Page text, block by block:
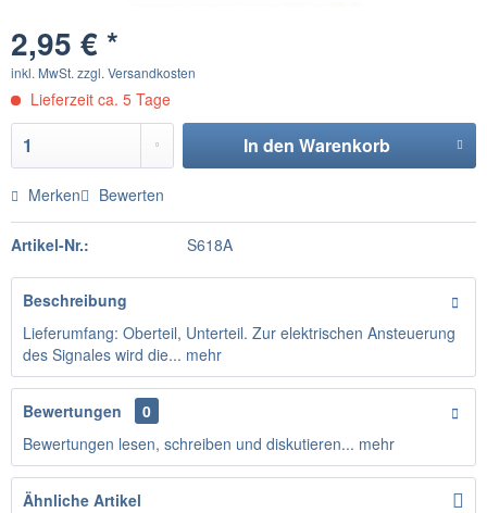
2,95 € *
inkl. MwSt. zzgl. Versandkosten
Lieferzeit ca. 5 Tage
In den Warenkorb
Merken Bewerten
Artikel-Nr.: S618A
Beschreibung
Lieferumfang: Oberteil, Unterteil. Zur elektrischen Ansteuerung
des Signales wird die... mehr
Bewertungen
0
Bewertungen lesen, schreiben und diskutieren... mehr
Ähnliche Artikel